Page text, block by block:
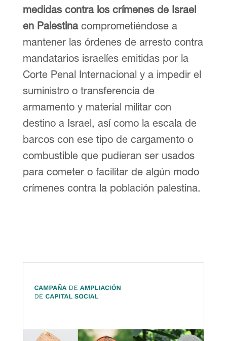
medidas contra los crímenes de Israel
en Palestina comprometiéndose a
mantener las órdenes de arresto contra
mandatarios israelíes emitidas por la
Corte Penal Internacional y a impedir el
suministro o transferencia de
armamento y material militar con
destino a Israel, así como la escala de
barcos con ese tipo de cargamento o
combustible que pudieran ser usados
para cometer o facilitar de algún modo
crímenes contra la población palestina.